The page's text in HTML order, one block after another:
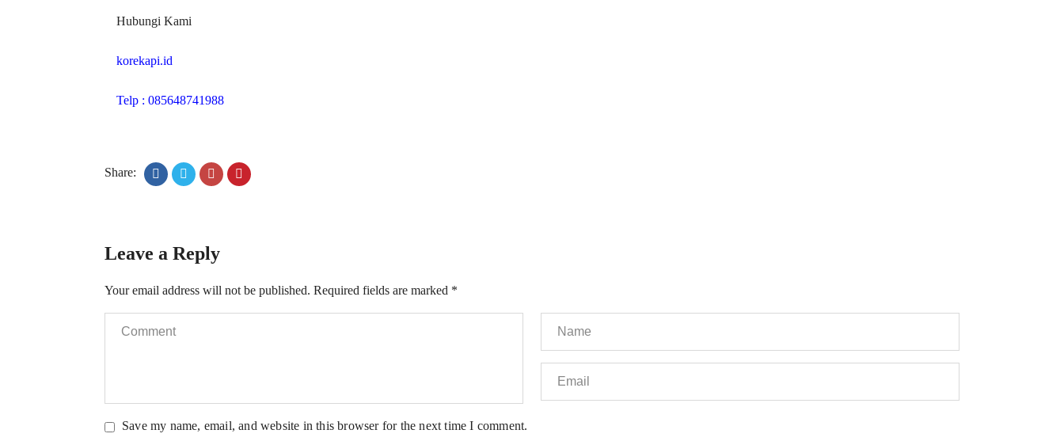
Hubungi Kami
korekapi.id
Telp : 085648741988
Share:
Leave a Reply
Your email address will not be published. Required fields are marked *
Save my name, email, and website in this browser for the next time I comment.